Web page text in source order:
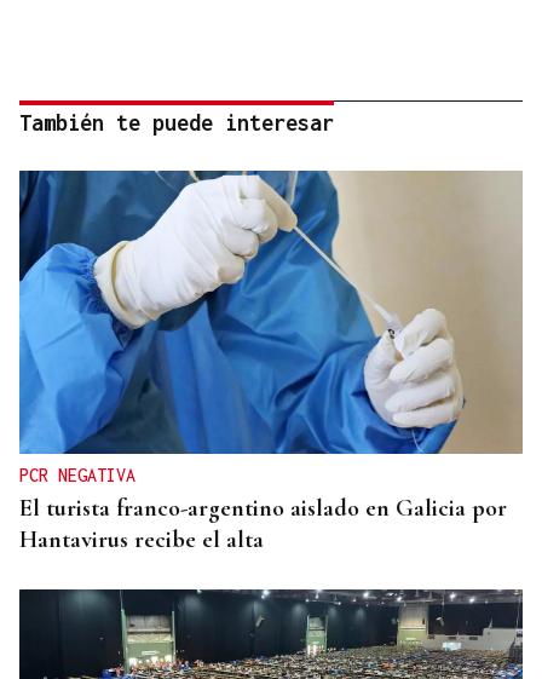
También te puede interesar
PCR NEGATIVA
El turista franco-argentino aislado en Galicia por
Hantavirus recibe el alta